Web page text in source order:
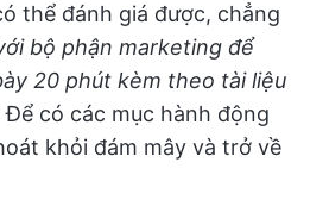
thể đánh giá được, chẳng
bộ phận marketing để
20 phút kèm theo tài liệu
Để có các mục hành động
khỏi đám mây và trở về